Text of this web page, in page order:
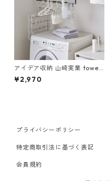
アイデア収納 山崎実業 tower
タワー 伸縮棚下収納ハンガー
ブラック
¥2,970
プライバシーポリシー
特定商取引法に基づく表記
会員規約